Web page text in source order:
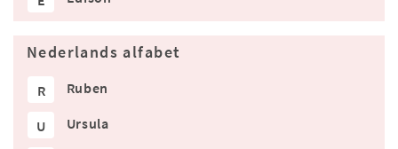
Nederlands alfabet
R Ruben
U Ursula